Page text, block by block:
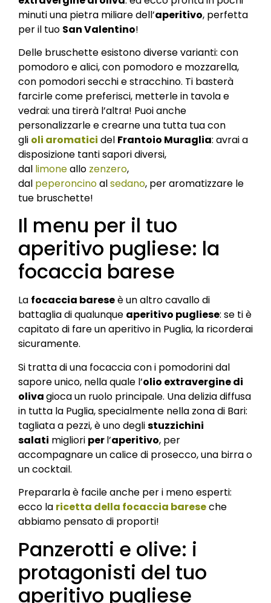
minuti una pietra miliare dell’aperitivo, perfetta
per il tuo San Valentino!
Delle bruschette esistono diverse varianti: con
pomodoro e alici, con pomodoro e mozzarella,
con pomodori secchi e stracchino. Ti basterà
farcirle come preferisci, metterle in tavola e
vedrai: una tirerà l’altra! Puoi anche
personalizzarle e crearne una tutta tua con
gli oli aromatici del Frantoio Muraglia: avrai a
disposizione tanti sapori diversi,
dal limoneallo zenzero,
dal peperoncinoalsedano, per aromatizzare le
tue bruschette!
Il menu per il tuo
aperitivo pugliese: la
focaccia barese
La focaccia bareseè un altro cavallo di
battaglia di qualunque aperitivo pugliese: se ti è
capitato di fare un aperitivo in Puglia, la ricorderai
sicuramente.
Si tratta di una focaccia con i pomodorini dal
sapore unico, nella quale l’olio extravergine di
olivagioca un ruolo principale. Una delizia diffusa
in tutta la Puglia, specialmente nella zona di Bari:
tagliata a pezzi, è uno deglistuzzichini
salati migliori perl’aperitivo, per
accompagnare un calice di prosecco, una birra o
un cocktail.
Prepararla è facile anche per i meno esperti:
ecco la ricetta della focaccia bareseche
abbiamo pensato di proporti!
Panzerotti e olive: i
protagonisti del tuo
aperitivo pugliese